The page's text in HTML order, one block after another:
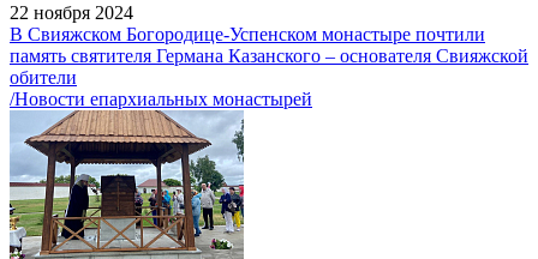
22 ноября 2024
В Свияжском Богородице-Успенском монастыре почтили
память святителя Германа Казанского – основателя Свияжской
обители
/Новости епархиальных монастырей